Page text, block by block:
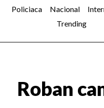
Policiaca
Nacional
Trending
Roban